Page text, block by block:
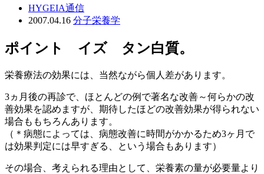
HYGEIA通信
2007.04.16 分子栄養学
ポイント イズ タン白質。
栄養療法の効果には、当然ながら個人差があります。
3ヵ月後の再診で、ほとんどの例で著名な改善～何らかの改
善効果を認めますが、期待したほどの改善効果が得られない
場合ももちろんあります。
（＊病態によっては、病態改善に時間がかかるため3ヶ月で
は効果判定には早すぎる、という場合もあります）
その場合、考えられる理由として、栄養素の量が必要量より